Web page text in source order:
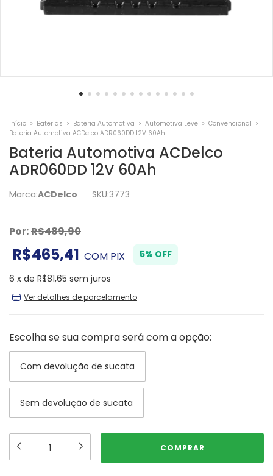
Início > Baterias > Bateria Automotiva > Automotiva Leve > Convencional >
Bateria Automotiva ACDelco ADR060DD 12V 60Ah
Bateria Automotiva ACDelco
ADR060DD 12V 60Ah
Marca:ACDelco SKU:3773
Por:R$489,90
R$465,41 COM PIX
5% OFF
6 x de R$81,65 sem juros
Ver detalhes de parcelamento
Escolha se sua compra será com a opção:
Com devolução de sucata
Sem devolução de sucata